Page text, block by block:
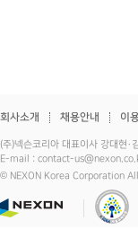
회사소개 채용안내 이
(주)넥슨코리아 대표이사 강대
E-mail : contact-
© NEXON Korea Corporation